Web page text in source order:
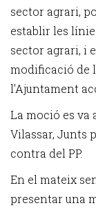
sector agrari,
establir les
sector agrari, i
modificació de
l'Ajuntament
La moció es va
Vilassar, Junts
contra del PP.
En el mateix
presentar una